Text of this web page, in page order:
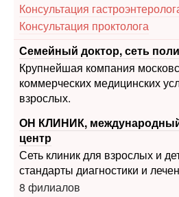
Консультация
Консультация проктолога
Семейный доктор, сеть
Крупнейшая компания
коммерческих медицинских
взрослых.
ОН КЛИНИК,
центр
Сеть клиник для взрослых и
стандарты диагностики и
8 филиалов